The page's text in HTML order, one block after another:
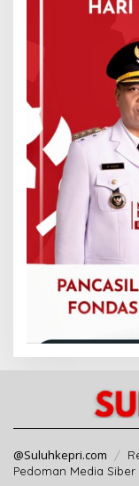
@Suluhkepri.com
Pedoman Media Siber